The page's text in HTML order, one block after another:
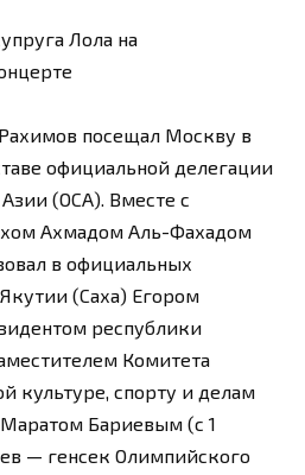
Лола на
посещал Москву в
официальной делегации
(ОСА). Вместе с
Ахмадом Аль-Фахадом
в официальных
(Саха) Егором
республики
Комитета
культуре, спорту и делам
Бариевым (с 1
— генсек Олимпийского